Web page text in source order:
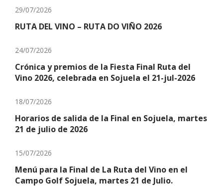
29/07/2026
RUTA DEL VINO – RUTA DO VIÑO 2026
24/07/2026
Crónica y premios de la Fiesta Final Ruta del
Vino 2026, celebrada en Sojuela el 21-jul-2026
18/07/2026
Horarios de salida de la Final en Sojuela, martes
21 de julio de 2026
15/07/2026
Menú para la Final de La Ruta del Vino en el
Campo Golf Sojuela, martes 21 de Julio.